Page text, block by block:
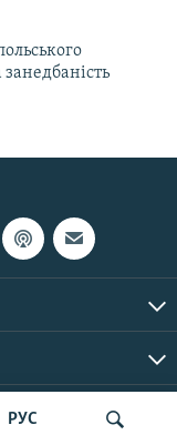
РУС
права застережено.